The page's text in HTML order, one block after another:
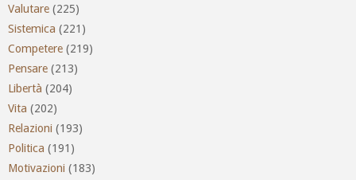
Valutare (225)
Sistemica (221)
Competere (219)
Pensare (213)
Libertà (204)
Vita (202)
Relazioni (193)
Politica (191)
Motivazioni (183)